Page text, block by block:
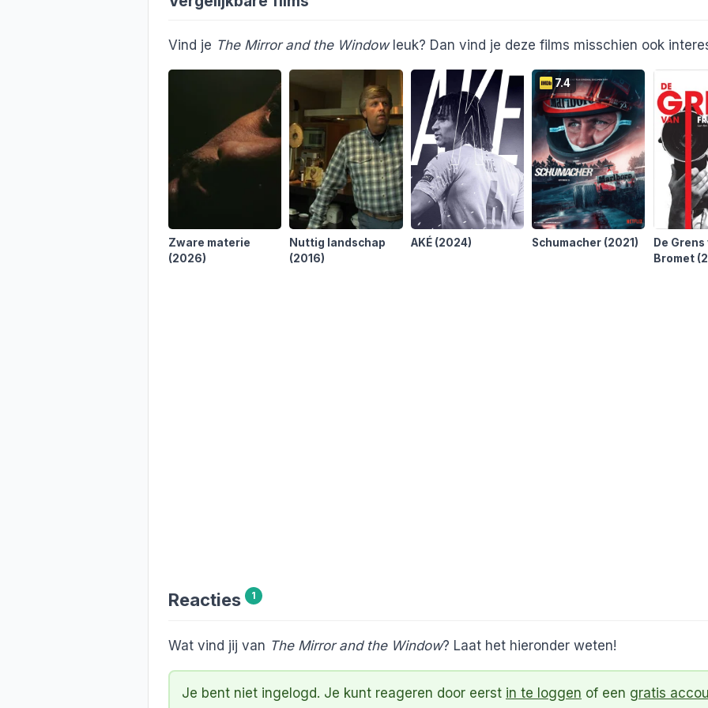
Vind je The Mirror and the Windowleuk? Dan vind je deze films misschien ook
Zware materie
(2026)
Nuttig landschap
(2016)
AKÉ (2024)
7.4
Schumacher (2021)
De
Bromet
Reacties 1
Wat vind jij van The Mirror and the Window? Laat het hieronder weten!
Je bent niet ingelogd. Je kunt reageren door eerst in te loggen of een gratis